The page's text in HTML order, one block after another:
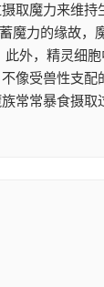
取魔力来维持
魔力的缘故
外，精灵细
像受兽性支
常常暴食摄